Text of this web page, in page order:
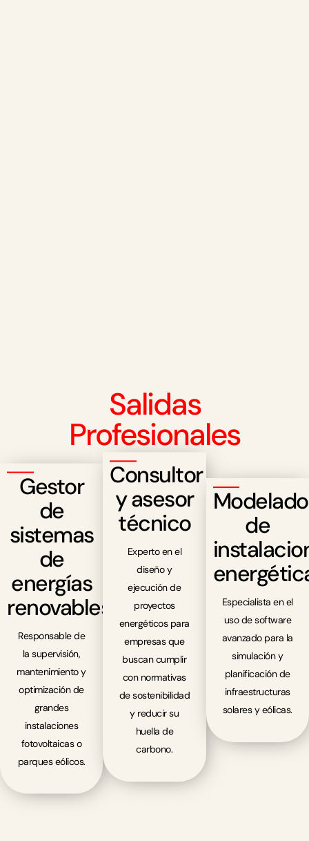
Salidas
Profesionales
Gestor
de
sistemas
de
energías
renovables
Responsable de
la supervisión,
mantenimiento y
optimización de
grandes
instalaciones
fotovoltaicas o
parques eólicos.
Consultor
y asesor
técnico
Experto en el
diseño y
ejecución de
proyectos
energéticos para
empresas que
buscan cumplir
con normativas
de sostenibilidad
y reducir su
huella de
carbono.
de
Especialista en el
uso de software
avanzado para la
simulación y
planificación de
infraestructuras
solares y eólicas.